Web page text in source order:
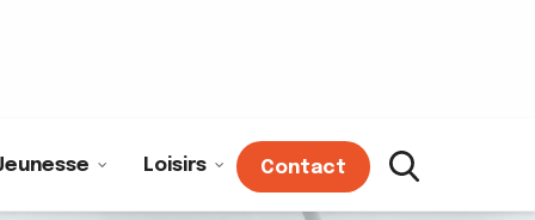
Loisirs Contact